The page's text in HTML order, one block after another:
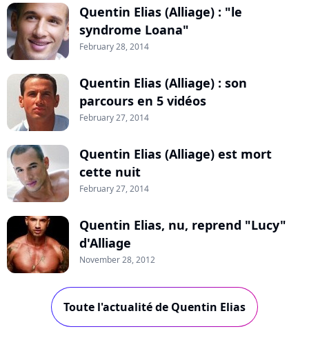
Quentin Elias (Alliage) : "le
syndrome Loana"
February 28, 2014
Quentin Elias (Alliage) : son
parcours en 5 vidéos
February 27, 2014
Quentin Elias (Alliage) est mort
cette nuit
February 27, 2014
Quentin Elias, nu, reprend "Lucy"
d'Alliage
November 28, 2012
Toute l'actualité de Quentin Elias